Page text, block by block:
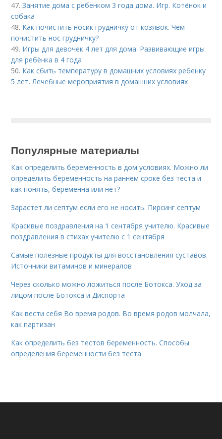
47.Занятие дома с ребенком 3 года дома. Игр. Котёнок и
собака
48. Как почистить носик грудничку от козявок. Чем
почистить нос грудничку?
49. Игры для девочек 4 лет для дома. Развивающие игры
для ребёнка в 4 года
50. Как сбить температуру в домашних условиях ребенку
5 лет. Лечебные мероприятия в домашних условиях
Популярные материалы
Как определить беременность в дом условиях. Можно ли
определить беременность на раннем сроке без теста и
как понять, беременна или нет?
Зарастет ли септум если его не носить. Пирсинг септум
Красивые поздравления на 1 сентября учителю. Красивые
поздравления в стихах учителю с 1 сентября
Самые полезные продукты для восстановления суставов.
Источники витаминов и минералов
Через сколько можно ложиться после Ботокса. Уход за
лицом после Ботокса и Диспорта
Как вести себя Во время родов. Во время родов молчала,
как партизан
Как определить без тестов беременность. Способы
определения беременности без теста